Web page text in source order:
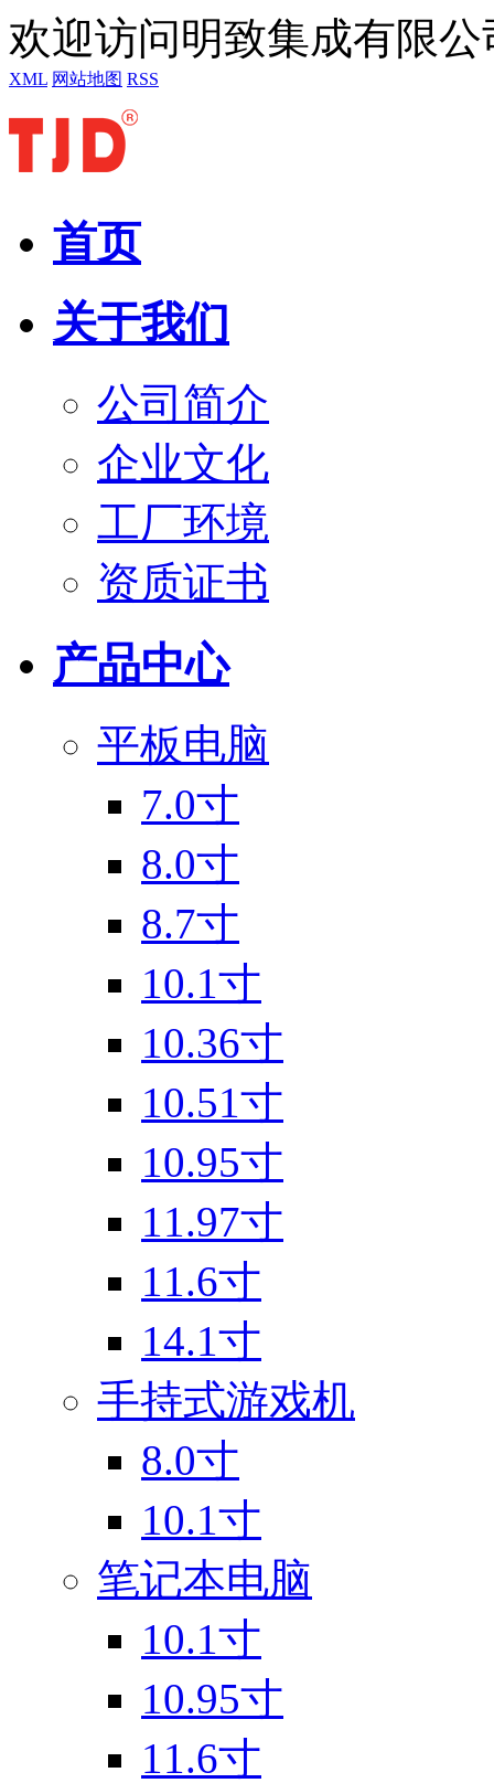
欢迎访问明致集成有限公
XML 网站地图 RSS
首页
关于我们
公司简介
企业文化
工厂环境
资质证书
产品中心
平板电脑
7.0寸
8.0寸
8.7寸
10.1寸
10.36寸
10.51寸
10.95寸
11.97寸
11.6寸
14.1寸
手持式游戏机
8.0寸
10.1寸
笔记本电脑
10.1寸
10.95寸
11.6寸